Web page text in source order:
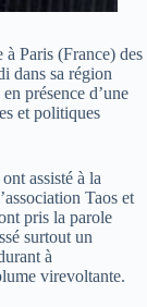
Paris (France) des
dans sa région
présence d’une
et politiques
assisté à la
Taos et
pris la parole
surtout un
à
virevoltante.